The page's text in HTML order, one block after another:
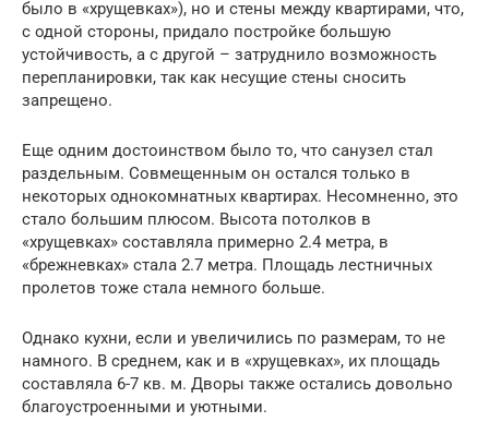
было в «хрущевках»), но и стены между квартирами, что,
с одной стороны, придало постройке большую
устойчивость, а с другой – затруднило возможность
перепланировки, так как несущие стены сносить
запрещено.
Еще одним достоинством было то, что санузел стал
раздельным. Совмещенным он остался только в
некоторых однокомнатных квартирах. Несомненно, это
стало большим плюсом. Высота потолков в
«хрущевках» составляла примерно 2.4 метра, в
«брежневках» стала 2.7 метра. Площадь лестничных
пролетов тоже стала немного больше.
Однако кухни, если и увеличились по размерам, то не
намного. В среднем, как и в «хрущевках», их площадь
составляла 6-7 кв. м. Дворы также остались довольно
благоустроенными и уютными.